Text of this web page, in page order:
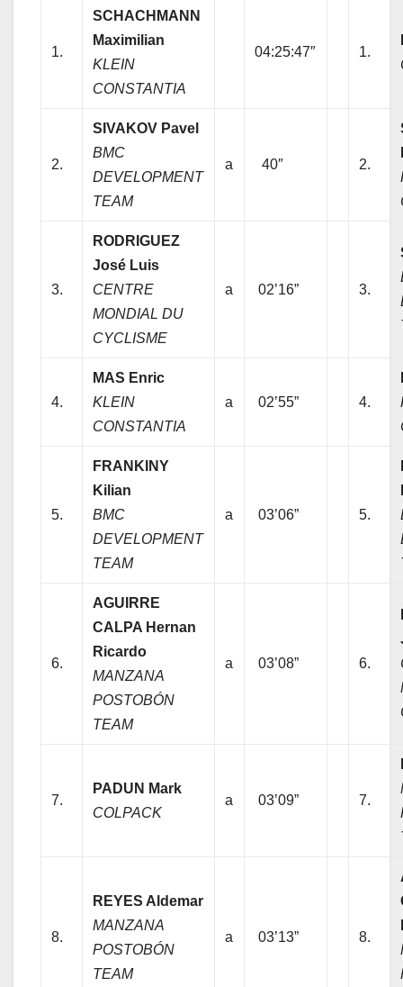
1.
SCHACHMANN
Maximilian
KLEIN
CONSTANTIA
04:25:47″ 1.
2.
SIVAKOV Pavel
BMC
DEVELOPMENT
TEAM
a 40″ 2.
3.
RODRIGUEZ
José Luis
CENTRE
MONDIAL DU
CYCLISME
a 02’16” 3.
4.
MAS Enric
KLEIN
CONSTANTIA
a 02’55” 4.
5.
FRANKINY
Kilian
BMC
DEVELOPMENT
TEAM
a 03’06” 5.
6.
AGUIRRE
CALPA Hernan
Ricardo
MANZANA
POSTOBÓN
TEAM
a 03’08” 6.
7.
PADUN Mark
COLPACK
a 03’09” 7.
8.
REYES Aldemar
MANZANA
POSTOBÓN
TEAM
a 03’13” 8.